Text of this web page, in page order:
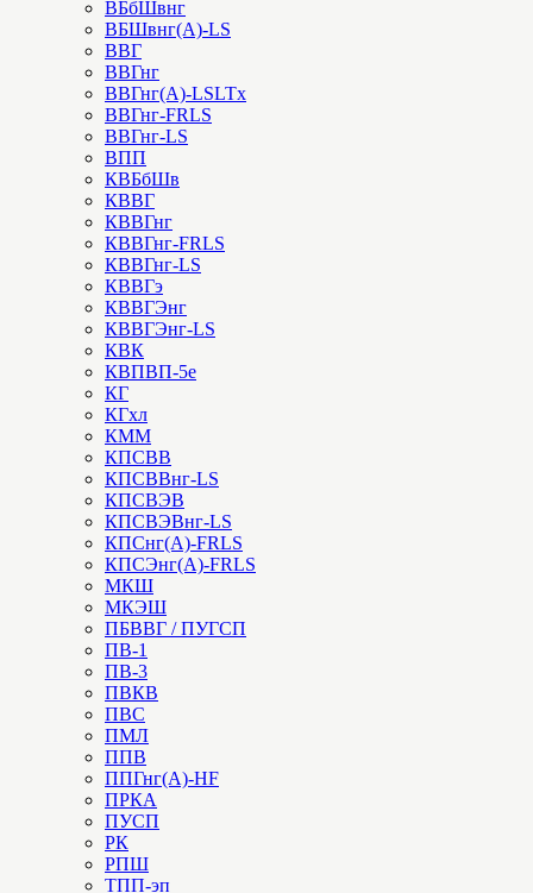
ВБбШвнг
ВБШвнг(А)-LS
ВВГ
ВВГнг
ВВГнг(А)-LSLTx
ВВГнг-FRLS
ВВГнг-LS
ВПП
КВБбШв
КВВГ
КВВГнг
КВВГнг-FRLS
КВВГнг-LS
КВВГэ
КВВГЭнг
КВВГЭнг-LS
КВК
КВПВП-5е
КГ
КГхл
КММ
КПСВВ
КПСВВнг-LS
КПСВЭВ
КПСВЭВнг-LS
КПСнг(А)-FRLS
КПСЭнг(А)-FRLS
МКШ
МКЭШ
ПБВВГ / ПУГСП
ПВ-1
ПВ-3
ПВКВ
ПВС
ПМЛ
ППВ
ППГнг(А)-HF
ПРКА
ПУСП
РК
РПШ
ТПП-эп